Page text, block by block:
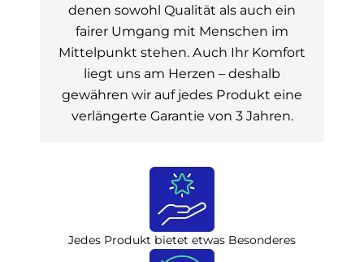
denen sowohl Qualität als auch ein
fairer Umgang mit Menschen im
Mittelpunkt stehen. Auch Ihr Komfort
liegt uns am Herzen – deshalb
gewähren wir auf jedes Produkt eine
verlängerte Garantie von 3 Jahren.
Jedes Produkt bietet etwas Besonderes